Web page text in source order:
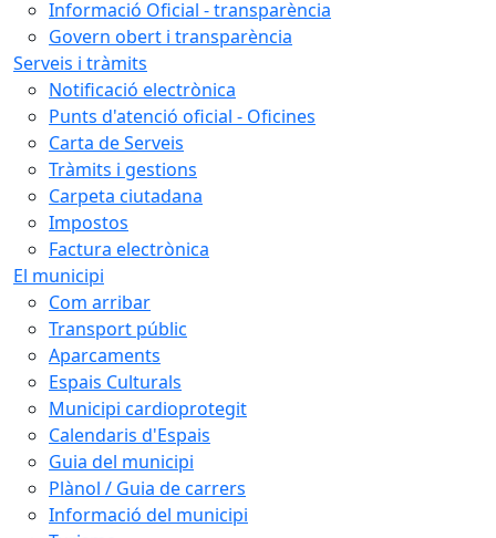
Informació Oficial - transparència
Govern obert i transparència
Serveis i tràmits
Notificació electrònica
Punts d'atenció oficial - Oficines
Carta de Serveis
Tràmits i gestions
Carpeta ciutadana
Impostos
Factura electrònica
El municipi
Com arribar
Transport públic
Aparcaments
Espais Culturals
Municipi cardioprotegit
Calendaris d'Espais
Guia del municipi
Plànol / Guia de carrers
Informació del municipi